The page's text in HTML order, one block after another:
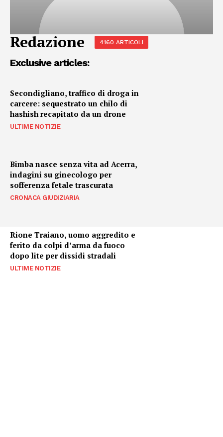
Redazione 4160 ARTICOLI
Exclusive articles:
Secondigliano, traffico di droga in
carcere: sequestrato un chilo di
hashish recapitato da un drone
ULTIME NOTIZIE
Bimba nasce senza vita ad Acerra,
indagini su ginecologo per
sofferenza fetale trascurata
CRONACA GIUDIZIARIA
Rione Traiano, uomo aggredito e
ferito da colpi d’arma da fuoco
dopo lite per dissidi stradali
ULTIME NOTIZIE